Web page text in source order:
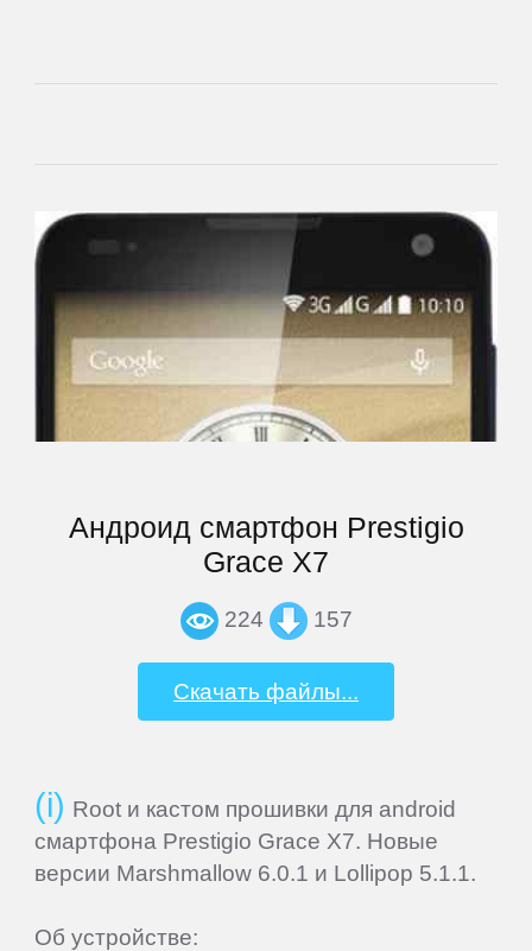
Андроид смартфон Prestigio
Grace X7
224 157
Скачать файлы...
Root и кастом прошивки для android
смартфона Prestigio Grace X7. Новые
версии Marshmallow 6.0.1 и Lollipop 5.1.1.
Об устройстве:
Home
Contacts
Add